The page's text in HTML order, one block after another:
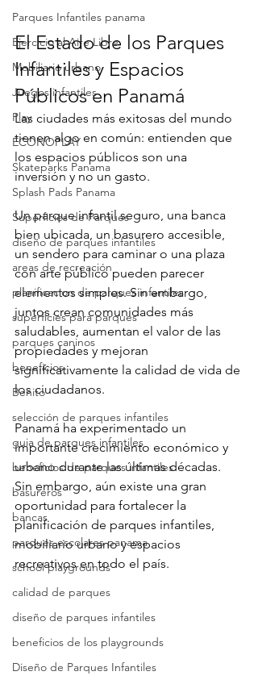
Parques Infantiles panama
Ejercicio al Aire Libre
Mobiliario urbano
Juegos infantiles
Play
ECONOPLAY
Skateparks Panama
Splash Pads Panama
Superficies de Parques
diseño de parques infantiles
areas de recreación
planificacion de parques infantiles
superficies para parques
parques caninos
beneficios
Benito
selección de parques infantiles
guia de parques infantiles
beneficios de parques infantiles
basureros
bancas
parques escolares panama
school playgrounds
calidad de parques
diseño de parques infantiles
beneficios de los playgrounds
Diseño de Parques Infantiles
El Estado de los Parques
Infantiles y Espacios
Públicos en Panamá
Las ciudades más exitosas del mundo
tienen algo en común: entienden que
los espacios públicos son una
inversión y no un gasto.
Un parque infantil seguro, una banca
bien ubicada, un basurero accesible,
un sendero para caminar o una plaza
con arte público pueden parecer
elementos simples. Sin embargo,
juntos crean comunidades más
saludables, aumentan el valor de las
propiedades y mejoran
significativamente la calidad de vida de
los ciudadanos.
Panamá ha experimentado un
importante crecimiento económico y
urbano durante las últimas décadas.
Sin embargo, aún existe una gran
oportunidad para fortalecer la
planificación de parques infantiles,
mobiliario urbano y espacios
recreativos en todo el país.